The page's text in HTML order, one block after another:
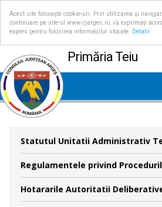
Acest site folosește cookie-uri. Prin utilizarea și
continuare pe site-ul www.cjarges.ro, vă exprimați
expres pentru folosirea informațiilor stocate.
Detalii
Primăria Teiu
Statutul Unitatii Administrativ
Regulamentele privind
Hotararile Autoritatii